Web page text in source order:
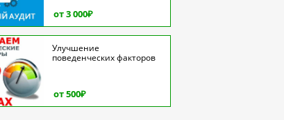
от 3 000₽
Улучшение
поведенческих факторов
от 500₽